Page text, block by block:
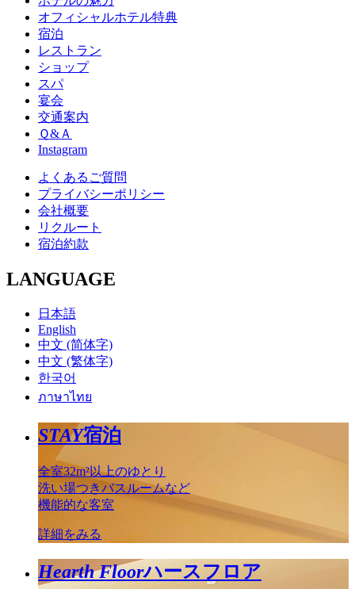
オフィシャルホテル特典
宿泊
レストラン
ショップ
スパ
宴会
交通案内
Ｑ&Ａ
Instagram
よくあるご質問
プライバシーポリシー
会社概要
リクルート
宿泊約款
LANGUAGE
日本語
English
中文 (简体字)
中文 (繁体字)
한국어
ภาษาไทย
STAY宿泊
全室32m²以上のゆとり
洗い場つきバスルームなど
機能的な客室
詳細をみる
Hearth Floorハースフロア